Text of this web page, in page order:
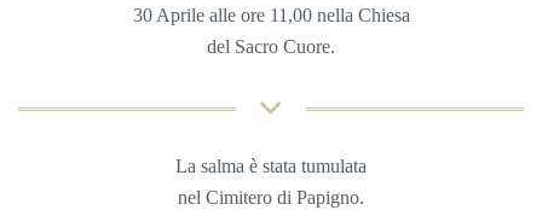
30 Aprile alle ore 11,00 nella Chiesa
del Sacro Cuore.
La salma è stata tumulata
nel Cimitero di Papigno.